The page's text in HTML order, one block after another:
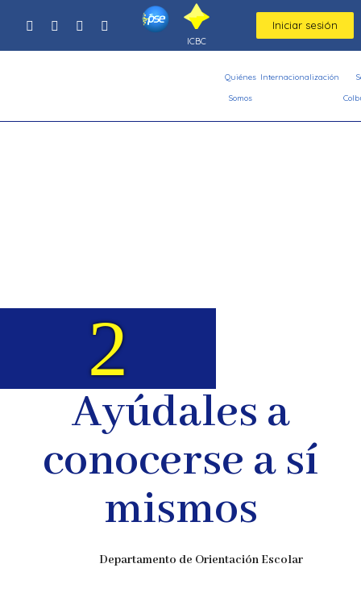
ICBC
Iniciar sesión
Quiénes
Somos
Internacionalización
2
Ayúdales a
conocerse a sí
mismos
Departamento de Orientación Escolar